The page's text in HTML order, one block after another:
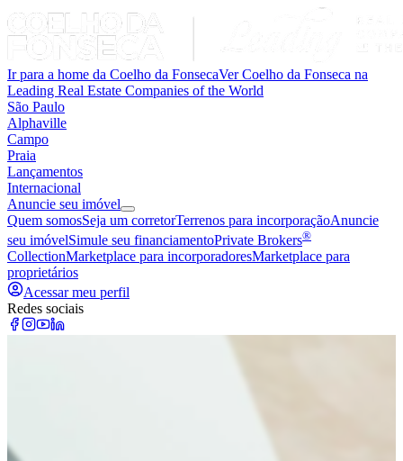
Ir para a home da Coelho da FonsecaVer Coelho da Fonseca na
Leading Real Estate Companies of the World
São Paulo
Alphaville
Campo
Praia
Lançamentos
Internacional
Anuncie seu imóvel
Quem somosSeja um corretorTerrenos para incorporaçãoAnuncie
seu imóvelSimule seu financiamentoPrivate Brokers®
CollectionMarketplace para incorporadoresMarketplace para
proprietários
Acessar meu perfil
Redes sociais